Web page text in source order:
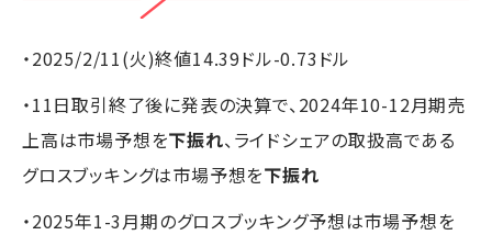
・2025/2/11(火)終値14.39ドル-0.73ドル
・11日取引終了後に発表の決算で、2024年10-12月期売
上高は市場予想を下振れ、ライドシェアの取扱高である
グロスブッキングは市場予想を下振れ
・2025年1-3月期のグロスブッキング予想は市場予想を